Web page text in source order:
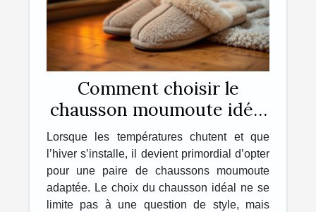
Comment choisir le
chausson moumoute idéal
pour l'hiver ?
Lorsque les températures chutent et que
l’hiver s’installe, il devient primordial d’opter
pour une paire de chaussons moumoute
adaptée. Le choix du chausson idéal ne se
limite pas à une question de style, mais